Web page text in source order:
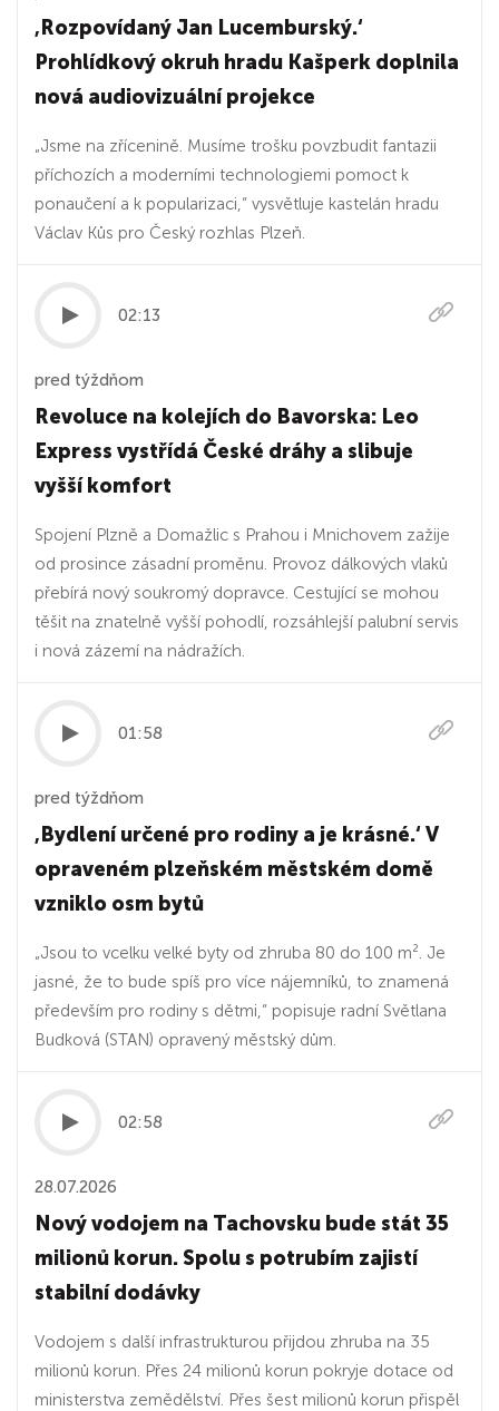
‚Rozpovídaný Jan Lucemburský.‘
Prohlídkový okruh hradu Kašperk doplnila
nová audiovizuální projekce
„Jsme na zřícenině. Musíme trošku povzbudit fantazii
příchozích a moderními technologiemi pomoct k
ponaučení a k popularizaci,“ vysvětluje kastelán hradu
Václav Kůs pro Český rozhlas Plzeň.
02:13
pred týždňom
Revoluce na kolejích do Bavorska: Leo
Express vystřídá České dráhy a slibuje
vyšší komfort
Spojení Plzně a Domažlic s Prahou i Mnichovem zažije
od prosince zásadní proměnu. Provoz dálkových vlaků
přebírá nový soukromý dopravce. Cestující se mohou
těšit na znatelně vyšší pohodlí, rozsáhlejší palubní servis
i nová zázemí na nádražích.
01:58
pred týždňom
‚Bydlení určené pro rodiny a je krásné.‘ V
opraveném plzeňském městském domě
vzniklo osm bytů
„Jsou to vcelku velké byty od zhruba 80 do 100 m². Je
jasné, že to bude spíš pro více nájemníků, to znamená
především pro rodiny s dětmi,“ popisuje radní Světlana
Budková (STAN) opravený městský dům.
02:58
28.07.2026
Nový vodojem na Tachovsku bude stát 35
milionů korun. Spolu s potrubím zajistí
stabilní dodávky
Vodojem s další infrastrukturou přijdou zhruba na 35
milionů korun. Přes 24 milionů korun pokryje dotace od
ministerstva zemědělství. Přes šest milionů korun přispěl